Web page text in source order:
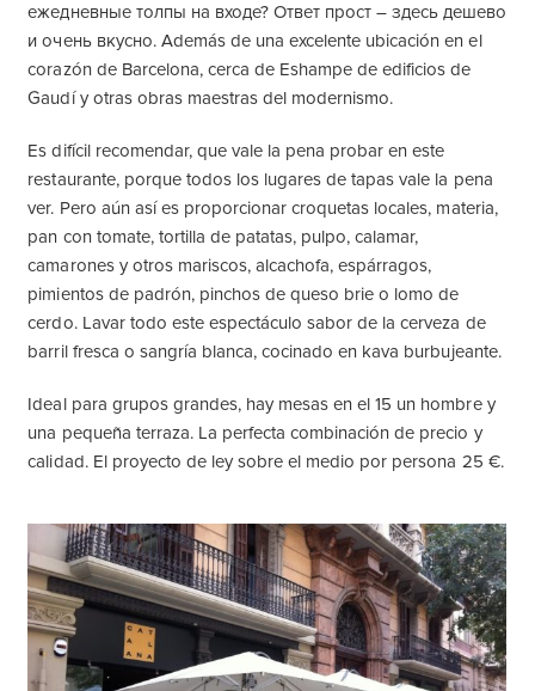
ежедневные толпы на входе? Ответ прост – здесь дешево
и очень вкусно. Además de una excelente ubicación en el
corazón de Barcelona, ​​cerca de Eshampe de edificios de
Gaudí y otras obras maestras del modernismo.
Es difícil recomendar, que vale la pena probar en este
restaurante, porque todos los lugares de tapas vale la pena
ver. Pero aún así es proporcionar croquetas locales, materia,
pan con tomate, tortilla de patatas, pulpo, calamar,
camarones y otros mariscos, alcachofa, espárragos,
pimientos de padrón, pinchos de queso brie o lomo de
cerdo. Lavar todo este espectáculo sabor de la cerveza de
barril fresca o sangría blanca, cocinado en kava burbujeante.
Ideal para grupos grandes, hay mesas en el 15 un hombre y
una pequeña terraza. La perfecta combinación de precio y
calidad. El proyecto de ley sobre el medio por persona 25 €.